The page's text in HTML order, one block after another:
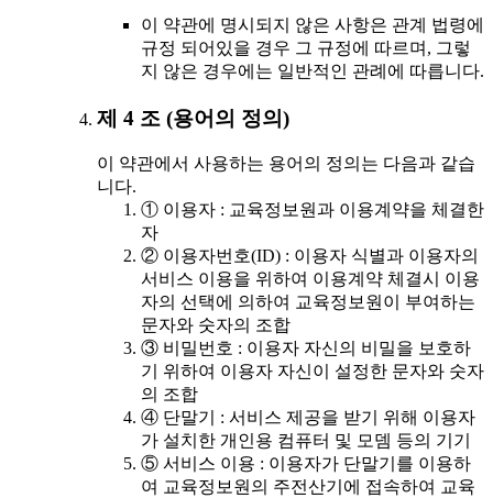
이 약관에 명시되지 않은 사항은 관계 법령에
규정 되어있을 경우 그 규정에 따르며, 그렇
지 않은 경우에는 일반적인 관례에 따릅니다.
제 4 조 (용어의 정의)
이 약관에서 사용하는 용어의 정의는 다음과 같습
니다.
① 이용자 : 교육정보원과 이용계약을 체결한
자
② 이용자번호(ID) : 이용자 식별과 이용자의
서비스 이용을 위하여 이용계약 체결시 이용
자의 선택에 의하여 교육정보원이 부여하는
문자와 숫자의 조합
③ 비밀번호 : 이용자 자신의 비밀을 보호하
기 위하여 이용자 자신이 설정한 문자와 숫자
의 조합
④ 단말기 : 서비스 제공을 받기 위해 이용자
가 설치한 개인용 컴퓨터 및 모뎀 등의 기기
⑤ 서비스 이용 : 이용자가 단말기를 이용하
여 교육정보원의 주전산기에 접속하여 교육